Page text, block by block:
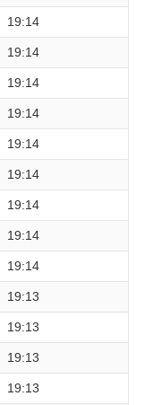
19:14
19:14
19:14
19:14
19:14
19:14
19:14
19:14
19:14
19:13
19:13
19:13
19:13